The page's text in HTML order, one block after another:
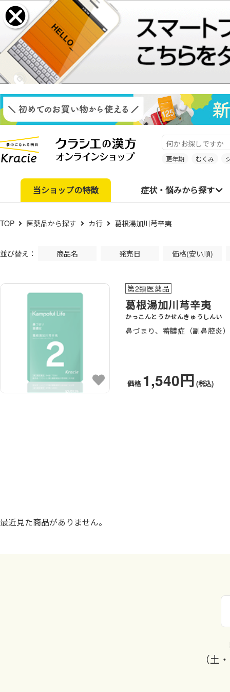
更年期 むくみ
当ショップの特徴 症状・悩みから探す
TOP 医薬品から探す カ行 葛根湯加川芎辛夷
並び替え： 商品名 発売日 価格(安い順)
第2類医薬品
葛根湯加川芎辛夷
かっこんとうかせんきゅうしんい
鼻づまり、蓄膿症（副鼻腔炎）
価格 1,540円 (税込)
最近見た商品がありません。
（土